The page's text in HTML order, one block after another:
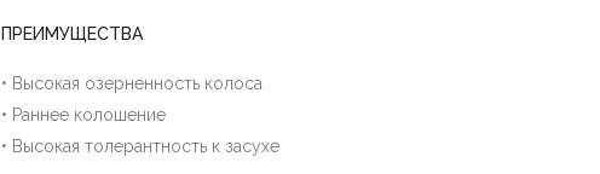
ПРЕИМУЩЕСТВА
• Высокая озерненность колоса
• Раннее колошение
• Высокая толерантность к засухе